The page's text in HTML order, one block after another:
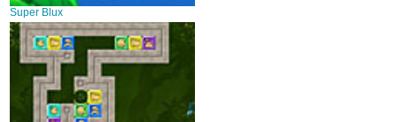
Super Blux